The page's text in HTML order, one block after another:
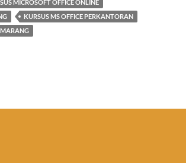
MICROSOFT OFFICE ONLINE
KURSUS MS OFFICE PERKANTORAN